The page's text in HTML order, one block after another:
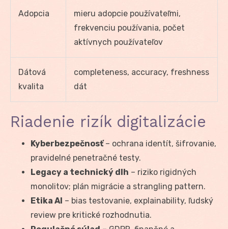
Adopcia
mieru adopcie používateľmi,
frekvenciu používania, počet
aktívnych používateľov
Dátová
kvalita
completeness, accuracy, freshness
dát
Riadenie rizík digitalizácie
Kyberbezpečnosť– ochrana identít, šifrovanie,
pravidelné penetračné testy.
Legacy a technický dlh – riziko rigidných
monolitov; plán migrácie a strangling pattern.
Etika AI – bias testovanie, explainability, ľudský
review pre kritické rozhodnutia.